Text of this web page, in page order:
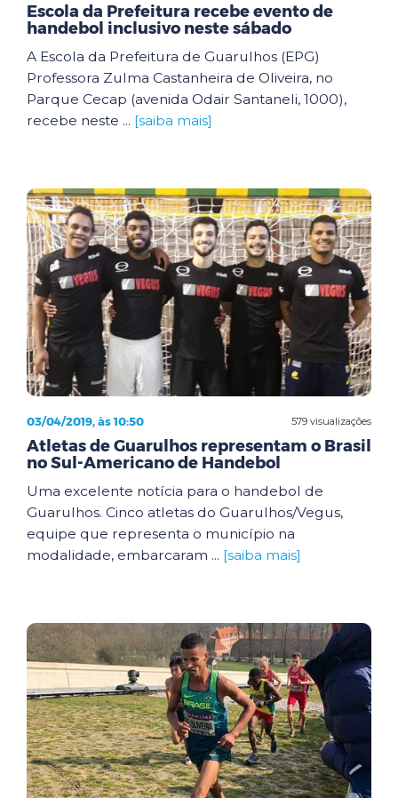
Escola da Prefeitura recebe evento de
handebol inclusivo neste sábado
A Escola da Prefeitura de Guarulhos (EPG)
Professora Zulma Castanheira de Oliveira, no
Parque Cecap (avenida Odair Santaneli, 1000),
recebe neste ... [saiba mais]
579 visualizações
03/04/2019, às 10:50
Atletas de Guarulhos representam o Brasil
no Sul-Americano de Handebol
Uma excelente notícia para o handebol de
Guarulhos. Cinco atletas do Guarulhos/Vegus,
equipe que representa o município na
modalidade, embarcaram ... [saiba mais]